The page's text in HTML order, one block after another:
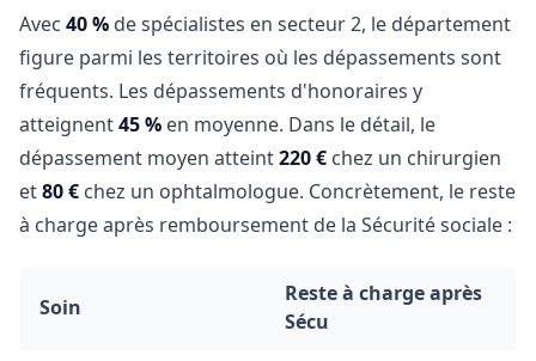
Avec 40 % de spécialistes en secteur 2, le département
figure parmi les territoires où les dépassements sont
fréquents. Les dépassements d'honoraires y
atteignent45 % en moyenne. Dans le détail, le
dépassement moyen atteint220 € chez un chirurgien
et80 € chez un ophtalmologue. Concrètement, le reste
à charge après remboursement de la Sécurité sociale :
Soin
Reste à charge après
Sécu